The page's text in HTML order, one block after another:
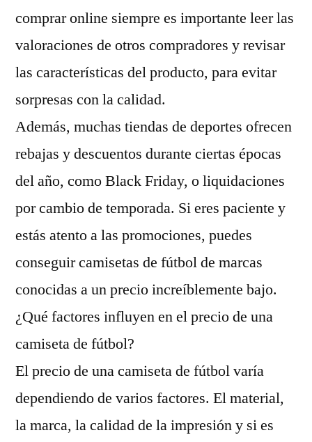
comprar online siempre es importante leer las
valoraciones de otros compradores y revisar
las características del producto, para evitar
sorpresas con la calidad.
Además, muchas tiendas de deportes ofrecen
rebajas y descuentos durante ciertas épocas
del año, como Black Friday, o liquidaciones
por cambio de temporada. Si eres paciente y
estás atento a las promociones, puedes
conseguir camisetas de fútbol de marcas
conocidas a un precio increíblemente bajo.
¿Qué factores influyen en el precio de una
camiseta de fútbol?
El precio de una camiseta de fútbol varía
dependiendo de varios factores. El material,
la marca, la calidad de la impresión y si es